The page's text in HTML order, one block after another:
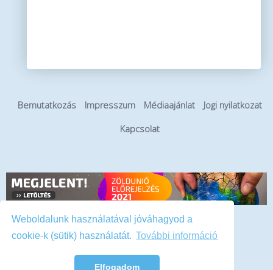
Weboldalunk használatával jóváhagyod a
cookie-k (sütik) használatát. További információ
Elfogadom
Bemutatkozás Impresszum Médiaajánlat Jogi nyilatkozat
Kapcsolat
Hirdetés